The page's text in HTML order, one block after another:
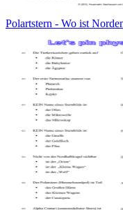
Polartstern - Wo ist